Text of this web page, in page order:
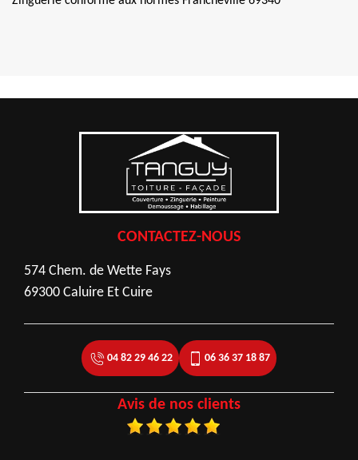
CONTACTEZ-NOUS
574 Chem. de Wette Fays
69300 Caluire Et Cuire
04 82 29 46 22 06 36 37 18 87
Avis de nos clients